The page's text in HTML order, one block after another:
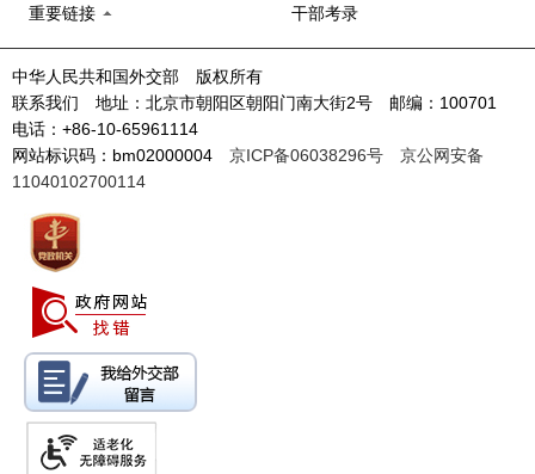
重要链接 干部考录
中华人民共和国外交部 版权所有
联系我们 地址：北京市朝阳区朝阳门南大街2号 邮编：100701
电话：+86-10-65961114
网站标识码：bm02000004 京ICP备06038296号
京公网安备
11040102700114